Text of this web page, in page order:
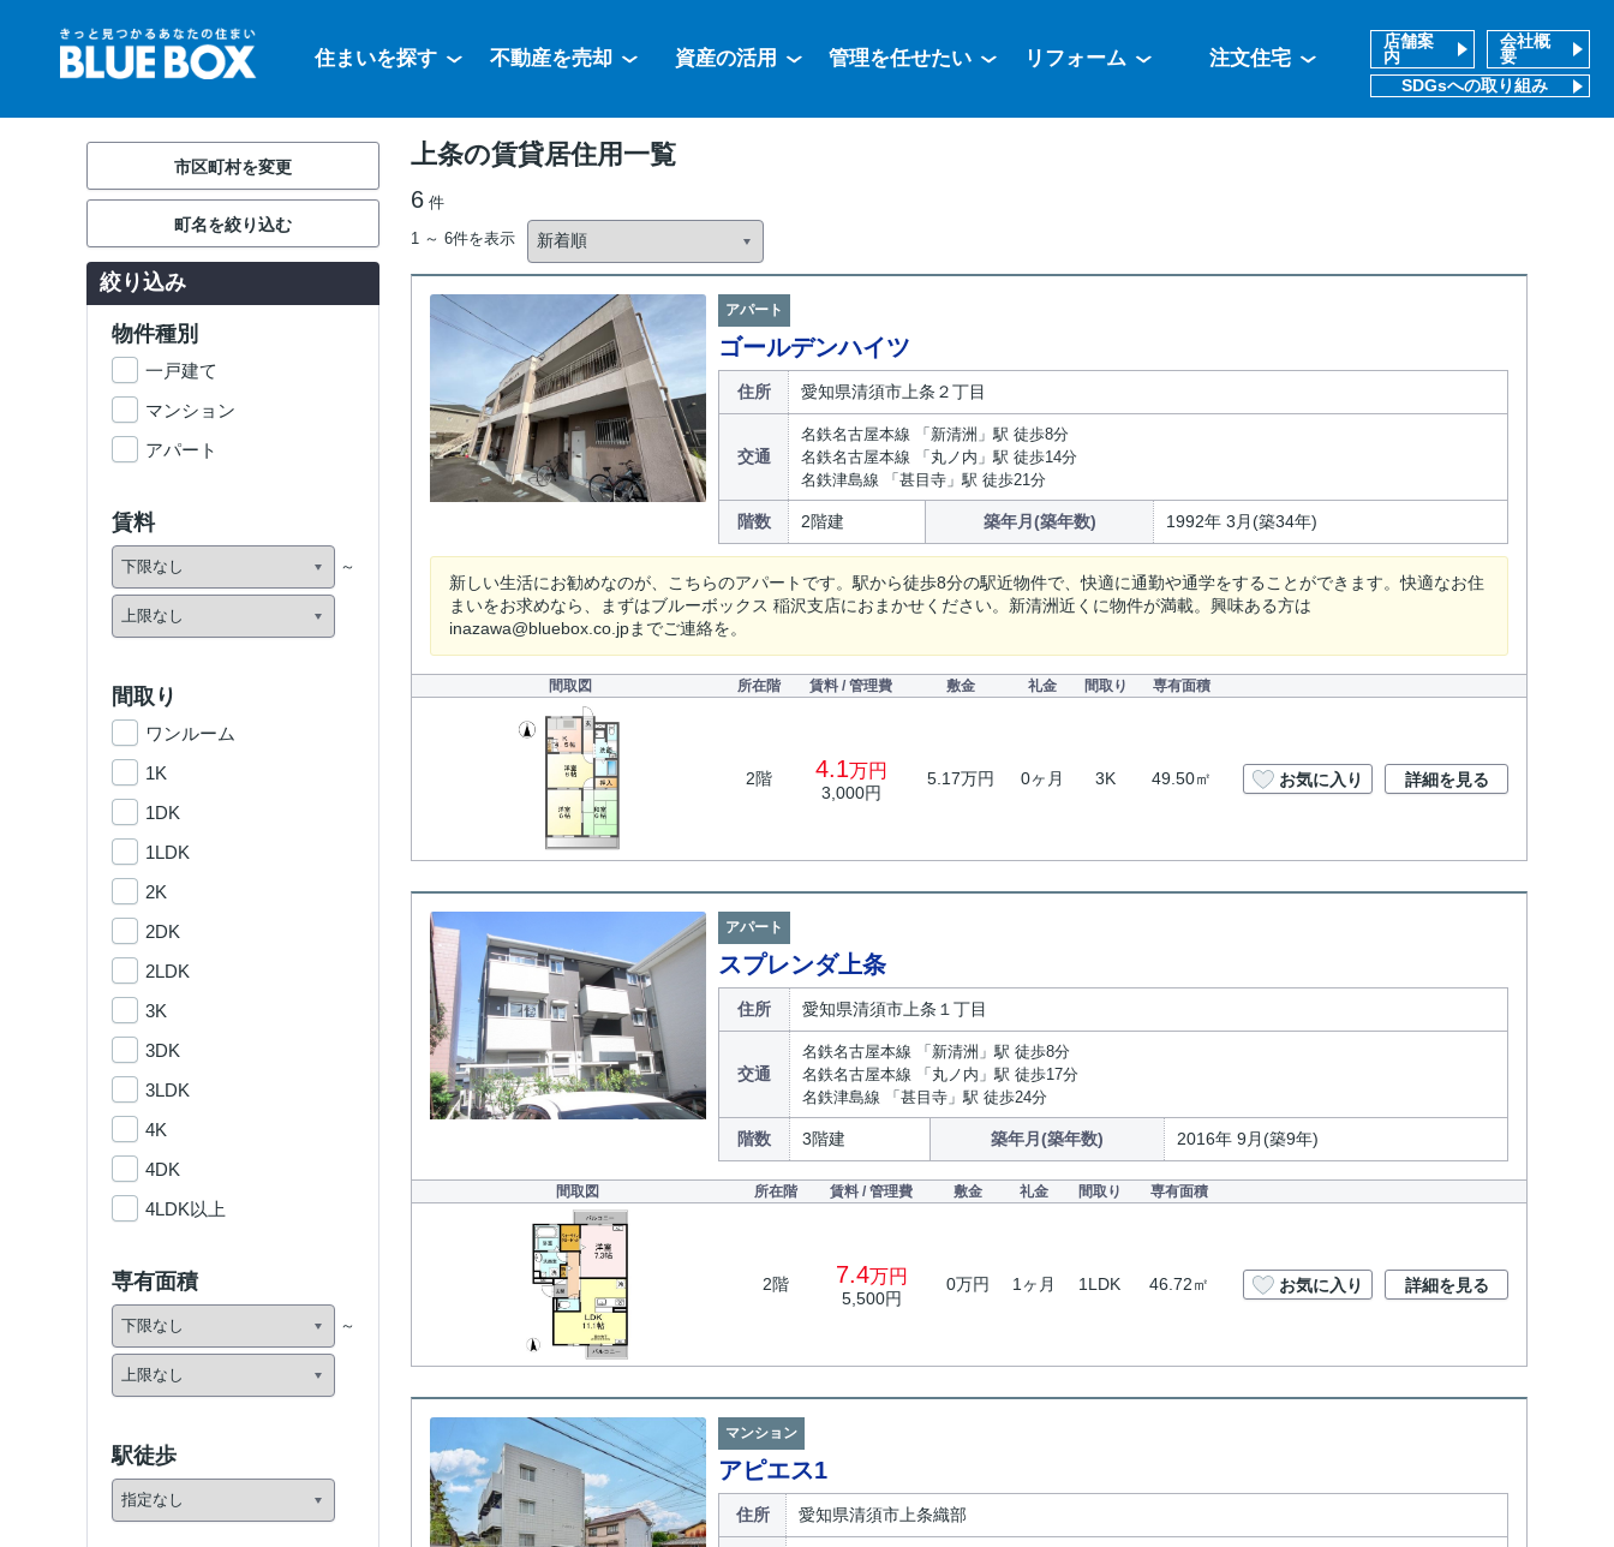
住まいを探す 不動産を売却 資産の活用 管理を任せたい リフォーム 注文住宅
店舗案
内
会社概
要
SDGsへの取り組み
上条の賃貸居住用一覧
6 件
1 ～ 6件を表示
アパート
ゴールデンハイツ
住所 愛知県清須市上条２丁目
交通
名鉄名古屋本線 「新清洲」駅 徒歩8分
名鉄名古屋本線 「丸ノ内」駅 徒歩14分
名鉄津島線 「甚目寺」駅 徒歩21分
階数 2階建 築年月(築年数) 1992年 3月(築34年)
新しい生活にお勧めなのが、こちらのアパートです。駅から徒歩8分の駅近物件で、快適に通勤や通学をすることができます。快適なお住
まいをお求めなら、まずはブルーボックス 稲沢支店におまかせください。新清洲近くに物件が満載。興味ある方は
inazawa@bluebox.co.jpまでご連絡を。
間取図 所在階 賃料 / 管理費 敷金 礼金 間取り 専有面積
2階 4.1万円
3,000円
5.17万円 0ヶ月 3K 49.50㎡ お気に入り 詳細を見る
アパート
スプレンダ上条
住所 愛知県清須市上条１丁目
交通
名鉄名古屋本線 「新清洲」駅 徒歩8分
名鉄名古屋本線 「丸ノ内」駅 徒歩17分
名鉄津島線 「甚目寺」駅 徒歩24分
階数 3階建 築年月(築年数) 2016年 9月(築9年)
間取図 所在階 賃料 / 管理費 敷金 礼金 間取り 専有面積
2階 7.4万円
5,500円
0万円 1ヶ月 1LDK 46.72㎡ お気に入り 詳細を見る
マンション
アピエス1
住所 愛知県清須市上条織部
市区町村を変更
町名を絞り込む
絞り込み
物件種別
一戸建て
マンション
アパート
賃料
間取り
ワンルーム
1K
1DK
1LDK
2K
2DK
2LDK
3K
3DK
3LDK
4K
4DK
4LDK以上
専有面積
駅徒歩